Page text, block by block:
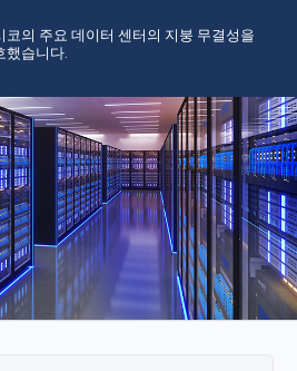
의 주요 데이터 센터의 지붕 무결성을
했습니다.